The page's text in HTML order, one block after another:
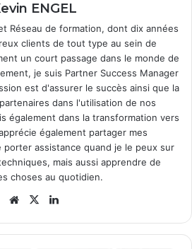
ENGEL
Réseau de formation, dont dix années
clients de tout type au sein de
un court passage dans le monde de
je suis Partner Success Manager
est d'assurer le succès ainsi que la
dans l'utilisation de nos
également dans la transformation vers
également partager mes
porter assistance quand je le peux sur
mais aussi apprendre de
choses au quotidien.
Website
X